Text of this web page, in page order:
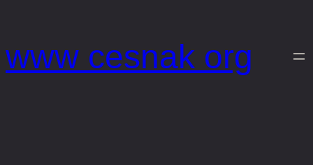
obsah
www cesnak org